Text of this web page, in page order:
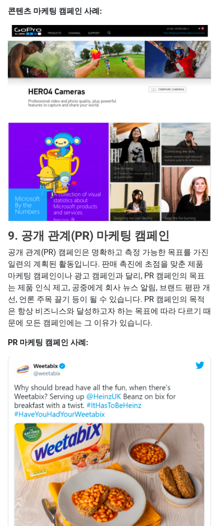
콘텐츠 마케팅 캠페인 사례:
9. 공개 관계(PR) 마케팅 캠페인
공개 관계(PR) 캠페인은 명확하고 측정 가능한 목표를 가진
일련의 계획된 활동입니다. 판매 촉진에 초점을 맞춘 제품
마케팅 캠페인이나 광고 캠페인과 달리, PR 캠페인의 목표
는 제품 인식 제고, 공중에게 회사 뉴스 알림, 브랜드 평판 개
선, 언론 주목 끌기 등이 될 수 있습니다. PR 캠페인의 목적
은 항상 비즈니스와 달성하고자 하는 목표에 따라 다르기 때
문에 모든 캠페인에는 그 이유가 있습니다.
PR 마케팅 캠페인 사례: